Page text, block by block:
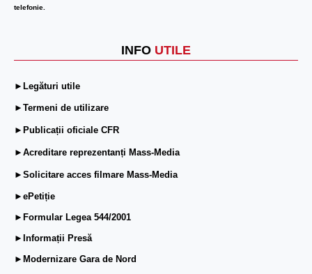
telefonie.
INFO UTILE
►Legături utile
►Termeni de utilizare
►Publicații oficiale CFR
►Acreditare reprezentanți Mass-Media
►Solicitare acces filmare Mass-Media
►ePetiție
►Formular Legea 544/2001
►Informații Presă
►Modernizare Gara de Nord